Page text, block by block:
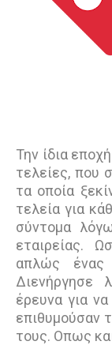
Την ίδια
τελείες, που
τα οποία
τελεία για
σύντομα
εταιρείας.
απλώς ένας
Διενήργησε
έρευνα για
επιθυμούσαν
τους. Οπως